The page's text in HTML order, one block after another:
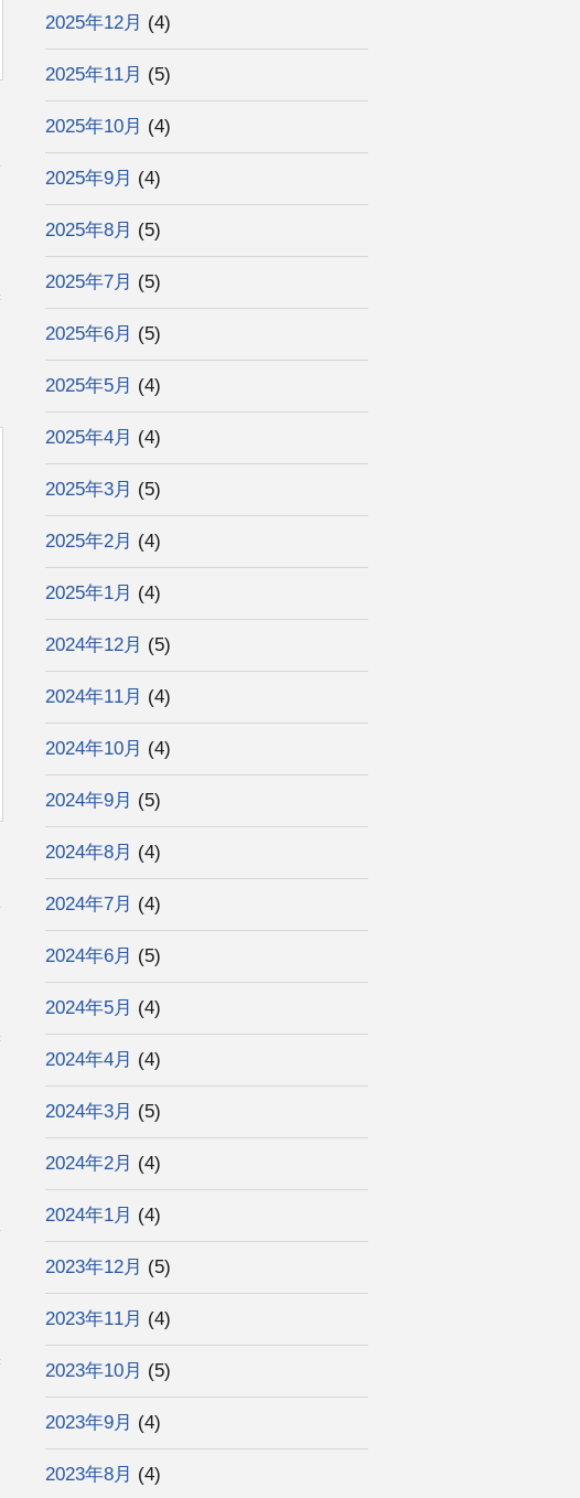
2025年12月 (4)
2025年11月 (5)
2025年10月 (4)
2025年9月 (4)
2025年8月 (5)
2025年7月 (5)
2025年6月 (5)
2025年5月 (4)
2025年4月 (4)
2025年3月 (5)
2025年2月 (4)
2025年1月 (4)
2024年12月 (5)
2024年11月 (4)
2024年10月 (4)
2024年9月 (5)
2024年8月 (4)
2024年7月 (4)
2024年6月 (5)
2024年5月 (4)
2024年4月 (4)
2024年3月 (5)
2024年2月 (4)
2024年1月 (4)
2023年12月 (5)
2023年11月 (4)
2023年10月 (5)
2023年9月 (4)
2023年8月 (4)